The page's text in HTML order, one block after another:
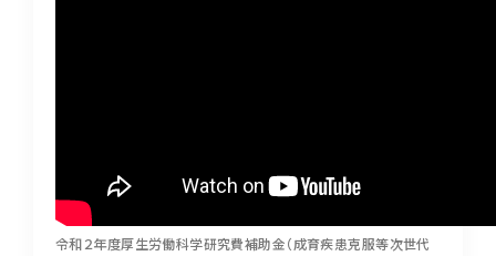
令和２年度厚生労働科学研究費補助金（成育疾患克服等次世代